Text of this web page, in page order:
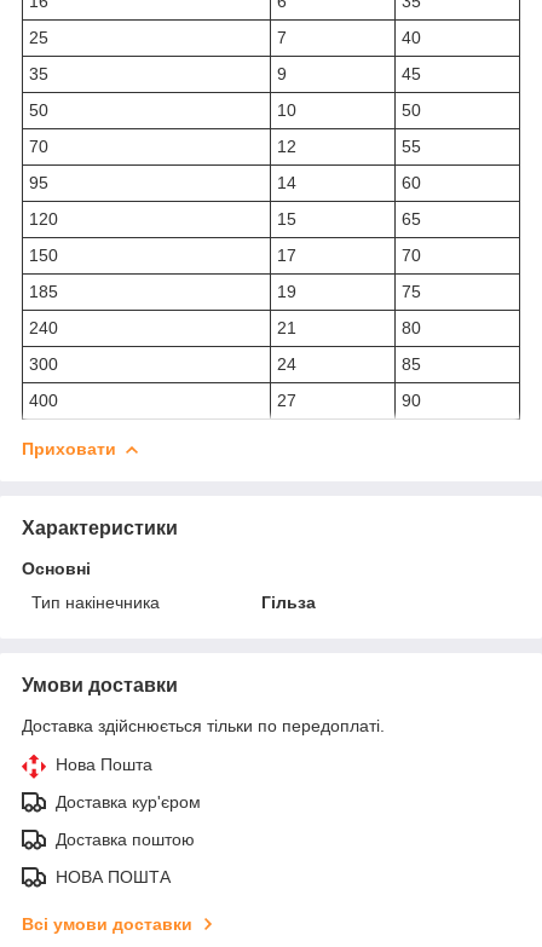
25
7
40
35
9
45
50
10
50
70
12
55
95
14
60
120
15
65
150
17
70
185
19
75
240
21
80
300
24
85
400
27 90
Приховати
Характеристики
Основні
Тип накінечника
Гільза
Умови доставки
Доставка здійснюється тільки по передоплаті.
Нова Пошта
Доставка кур'єром
Доставка поштою
НОВА ПОШТА
Всі умови доставки